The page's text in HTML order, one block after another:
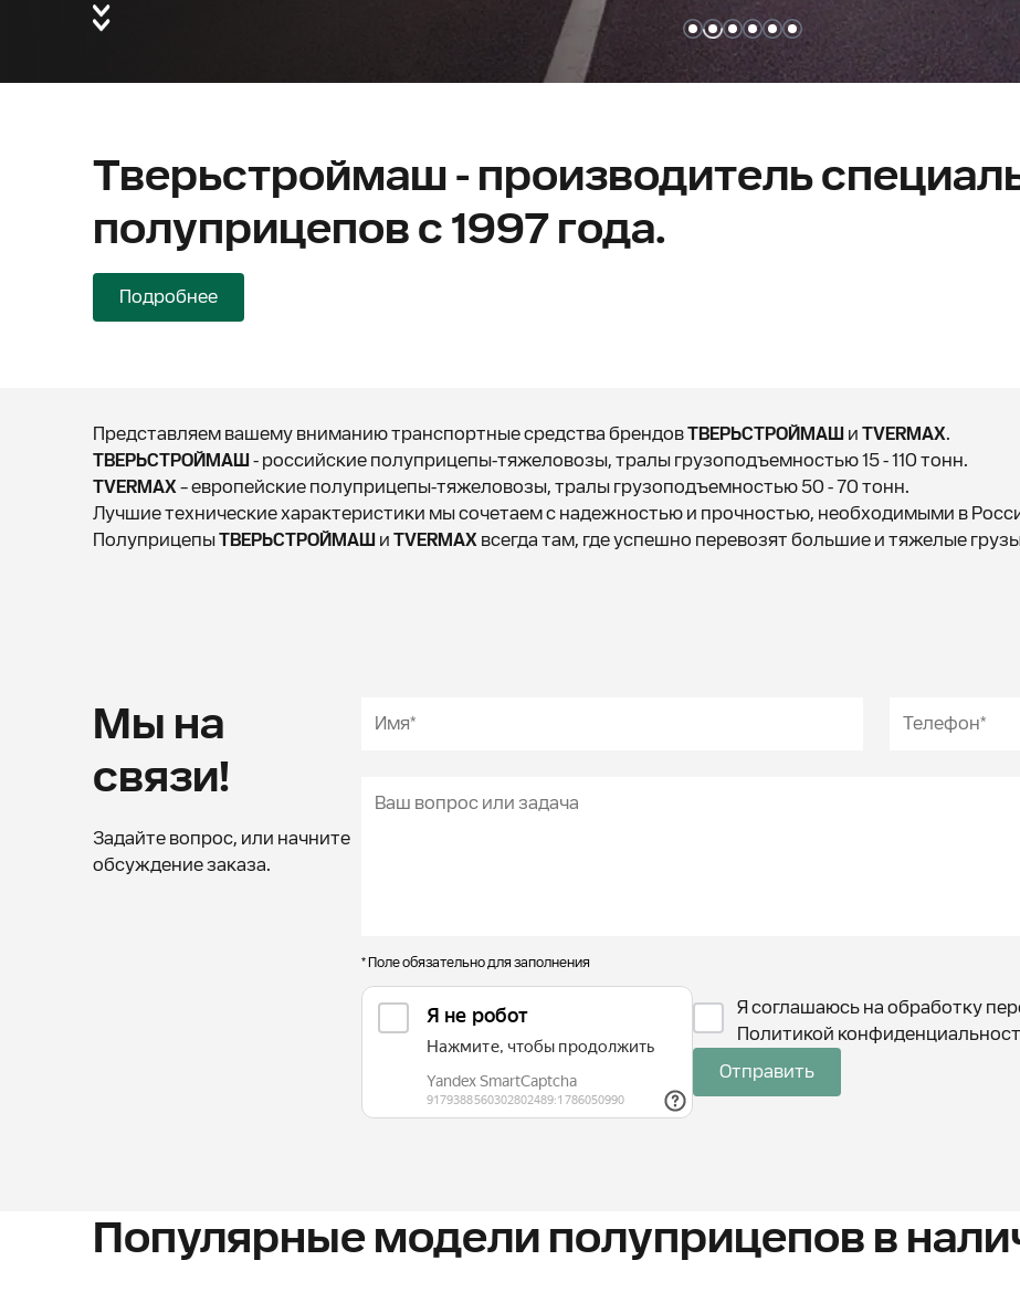
Тверьстроймаш - производитель
полуприцепов с 1997 года.
Подробнее
Представляем вашему вниманию транспортные средства брендовТВЕРЬСТРОЙМАШ и TVERMAX.
ТВЕРЬСТРОЙМАШ- российские полуприцепы-тяжеловозы, тралы грузоподъемностью 15 - 110 тонн.
TVERMAX– европейские полуприцепы-тяжеловозы, тралы грузоподъемностью 50 - 70 тонн.
Лучшие технические характеристики мы сочетаем с надежностью и прочностью, необходимыми в
ПолуприцепыТВЕРЬСТРОЙМАШ и TVERMAX всегда там, где успешно перевозят большие и тяжелые
Мы на
связи!
Задайте вопрос, или начните
обсуждение заказа.
* Поле обязательно для заполнения
Я соглашаюсь на обработку
Политикой
Отправить
Популярные модели полуприцепов в